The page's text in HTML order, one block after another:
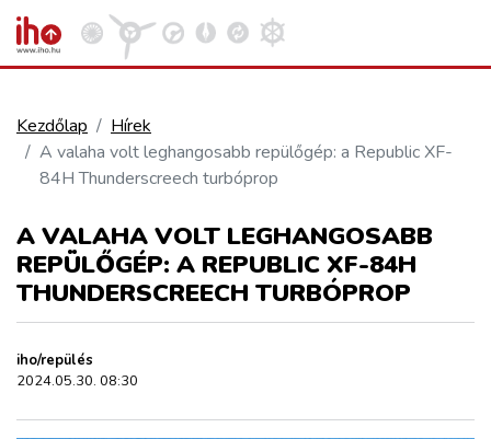
VASÚT
KÖZÚT
REPÜLÉS
KÖZLEKEDÉSFEJLESZTÉS
Kezdőlap
Hírek
A valaha volt leghangosabb repülőgép: a Republic XF-
84H Thunderscreech turbóprop
A VALAHA VOLT LEGHANGOSABB
REPÜLŐGÉP: A REPUBLIC XF-84H
THUNDERSCREECH TURBÓPROP
iho/repülés
2024.05.30. 08:30